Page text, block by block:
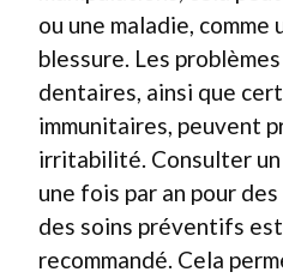
ou une maladie,
blessure. Les
dentaires, ainsi que
immunitaires, peuvent
irritabilité. Consulter
une fois par an pour
des soins préventifs
recommandé. Cela